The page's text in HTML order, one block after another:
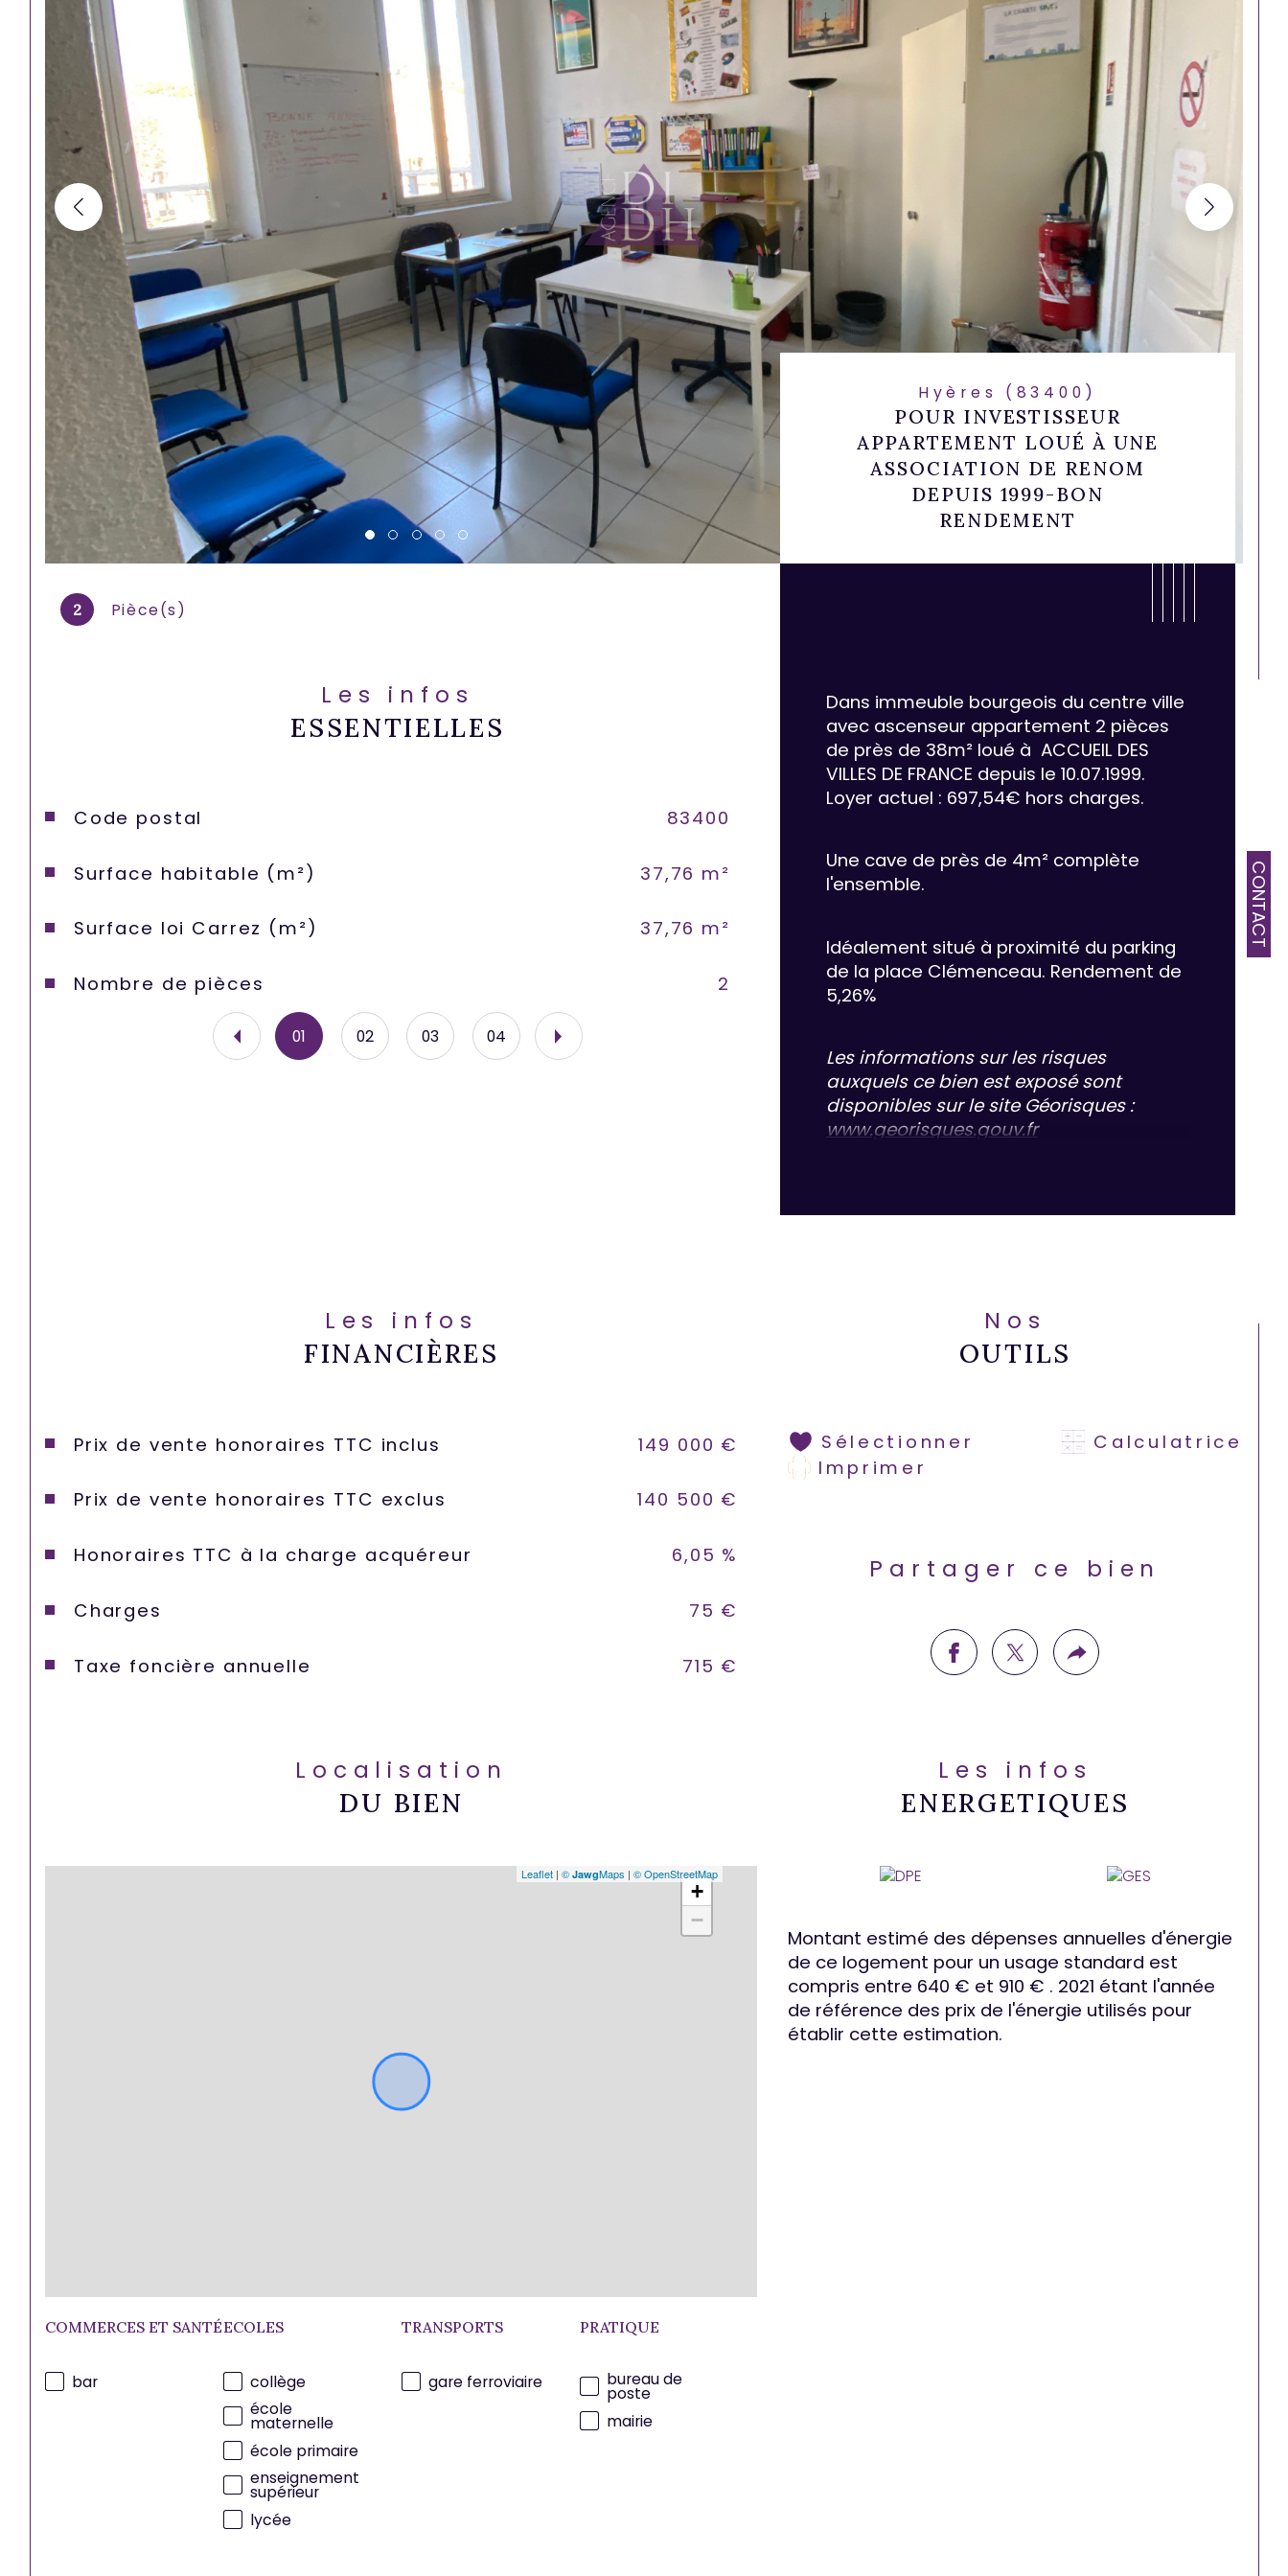
CONTACT
Hyères (83400)
POUR INVESTISSEUR
APPARTEMENT LOUÉ À UNE
ASSOCIATION DE RENOM
DEPUIS 1999-BON
RENDEMENT
2 Pièce(s)
Les infos
ESSENTIELLES
Caractéristiques Valeurs
Code postal 83400
Surface habitable (m²) 37,76 m²
Surface loi Carrez (m²) 37,76 m²
Nombre de pièces 2
Caractéristiques Valeurs
Vue
Type de chauffage
01 02 03 04
Dans immeuble bourgeois du centre ville
avec ascenseur appartement 2 pièces
de près de 38m² loué à  ACCUEIL DES
VILLES DE FRANCE depuis le 10.07.1999.
Loyer actuel : 697,54€ hors charges.
Une cave de près de 4m² complète
l'ensemble.
Idéalement situé à proximité du parking
de la place Clémenceau. Rendement de
5,26%
Les informations sur les risques
auxquels ce bien est exposé sont
disponibles sur le site Géorisques :
www.georisques.gouv.fr
Les infos
FINANCIÈRES
Prix de vente honoraires TTC inclus 149 000 €
Prix de vente honoraires TTC exclus 140 500 €
Honoraires TTC à la charge acquéreur 6,05 %
Charges 75 €
Taxe foncière annuelle 715 €
Nos
OUTILS
Sélectionner
Calculatrice
Imprimer
Partager ce bien
Localisation
DU BIEN
+
−
Leaflet |©JawgMaps |© OpenStreetMap
COMMERCES ET SANTÉ
bar
ECOLES
collège
école
maternelle
école primaire
enseignement
supérieur
lycée
TRANSPORTS
gare ferroviaire
PRATIQUE
bureau de
poste
mairie
Les infos
ENERGETIQUES
Montant estimé des dépenses annuelles d'énergie
de ce logement pour un usage standard est
compris entre 640 € et 910 € . 2021 étant l'année
de référence des prix de l'énergie utilisés pour
établir cette estimation.